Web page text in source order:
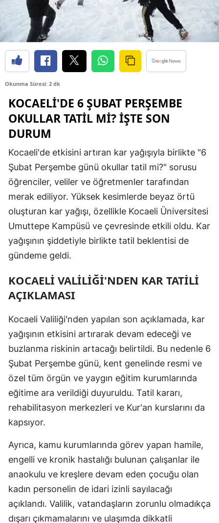
Çankırı
Çorum
Denizli
Diyarbakır
Elazığ
Erzurum
Eskişehir
Gaziantep
Giresun
Gümüşhane
Hatay
Mersin
İstanbul
Kars
Kastamonu
Kırşehir
Kocaeli
Kütahya
Okunma Süresi: 2 dk
KOCAELI'DE 6 ŞUBAT PERŞEMBE
OKULLAR TATIL MI? İŞTE SON
DURUM
Kocaeli'de etkisini artıran kar yağışıyla birlikte "6
Şubat Perşembe günü okullar tatil mi?" sorusu
öğrenciler, veliler ve öğretmenler tarafından
merak ediliyor. Yüksek kesimlerde beyaz örtü
oluşturan kar yağışı, özellikle Kocaeli Üniversitesi
Umuttepe Kampüsü ve çevresinde etkili oldu. Kar
yağışının şiddetiyle birlikte tatil beklentisi de
gündeme geldi.
KOCAELI VALILIĞI'NDEN KAR TATILI
AÇIKLAMASI
Kocaeli Valiliği'nden yapılan son açıklamada, kar
yağışının etkisini artırarak devam edeceği ve
buzlanma riskinin artacağı belirtildi. Bu nedenle 6
Şubat Perşembe günü, kent genelinde resmi ve
özel tüm örgün ve yaygın eğitim kurumlarında
eğitime ara verildiği duyuruldu. Tatil kararı,
rehabilitasyon merkezleri ve Kur'an kurslarını da
kapsıyor.
Ayrıca, kamu kurumlarında görev yapan hamile,
engelli ve kronik hastalığı bulunan çalışanlar ile
anaokulu ve kreşlere devam eden çocuğu olan
kadın personelin de idari izinli sayılacağı
açıklandı. Valilik, vatandaşların zorunlu olmadıkça
dışarı çıkmamalarını ve ulaşımda dikkatli